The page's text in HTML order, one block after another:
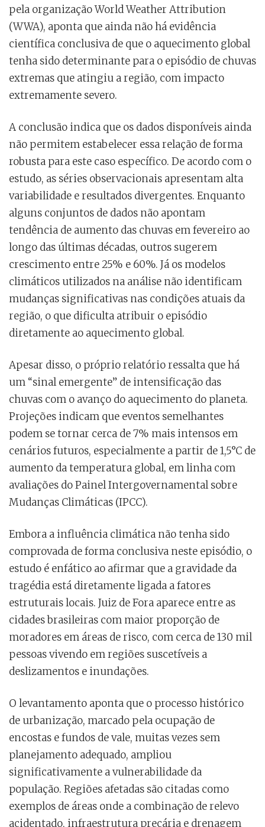
pela organização World Weather Attribution
(WWA), aponta que ainda não há evidência
científica conclusiva de que o aquecimento global
tenha sido determinante para o episódio de chuvas
extremas que atingiu a região, com impacto
extremamente severo.
A conclusão indica que os dados disponíveis ainda
não permitem estabelecer essa relação de forma
robusta para este caso específico. De acordo com o
estudo, as séries observacionais apresentam alta
variabilidade e resultados divergentes. Enquanto
alguns conjuntos de dados não apontam
tendência de aumento das chuvas em fevereiro ao
longo das últimas décadas, outros sugerem
crescimento entre 25% e 60%. Já os modelos
climáticos utilizados na análise não identificam
mudanças significativas nas condições atuais da
região, o que dificulta atribuir o episódio
diretamente ao aquecimento global.
Apesar disso, o próprio relatório ressalta que há
um “sinal emergente” de intensificação das
chuvas com o avanço do aquecimento do planeta.
Projeções indicam que eventos semelhantes
podem se tornar cerca de 7% mais intensos em
cenários futuros, especialmente a partir de 1,5°C de
aumento da temperatura global, em linha com
avaliações do Painel Intergovernamental sobre
Mudanças Climáticas (IPCC).
Embora a influência climática não tenha sido
comprovada de forma conclusiva neste episódio, o
estudo é enfático ao afirmar que a gravidade da
tragédia está diretamente ligada a fatores
estruturais locais. Juiz de Fora aparece entre as
cidades brasileiras com maior proporção de
moradores em áreas de risco, com cerca de 130 mil
pessoas vivendo em regiões suscetíveis a
deslizamentos e inundações.
O levantamento aponta que o processo histórico
de urbanização, marcado pela ocupação de
encostas e fundos de vale, muitas vezes sem
planejamento adequado, ampliou
significativamente a vulnerabilidade da
população. Regiões afetadas são citadas como
exemplos de áreas onde a combinação de relevo
acidentado, infraestrutura precária e drenagem